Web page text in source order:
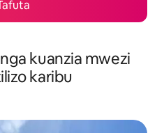
kuanzia mwezi
karibu